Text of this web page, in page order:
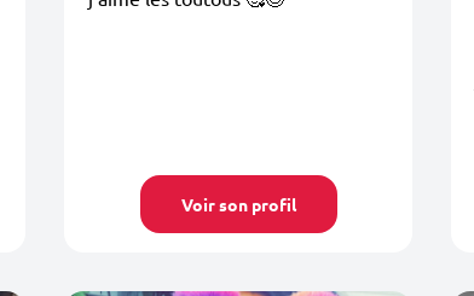
Voir son profil